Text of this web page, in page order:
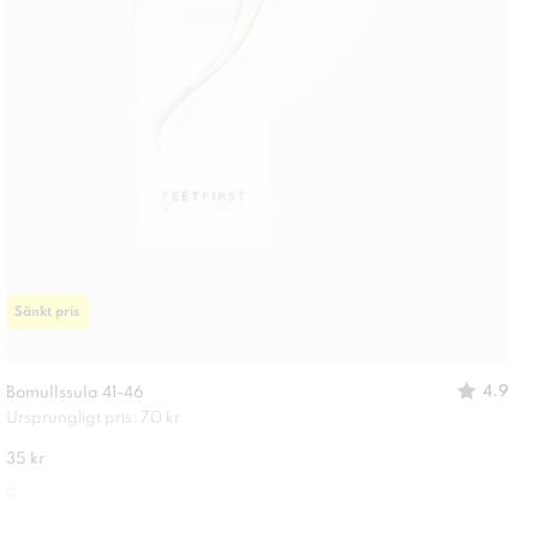
Bomullssula 41-46
4.9
Ursprungligt pris: 70 kr
35 kr
Sänkt pris